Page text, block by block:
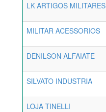
LK ARTIGOS MILITARES
MILITAR ACESSORIOS
DENILSON ALFAIATE
SILVATO INDUSTRIA
LOJA TINELLI